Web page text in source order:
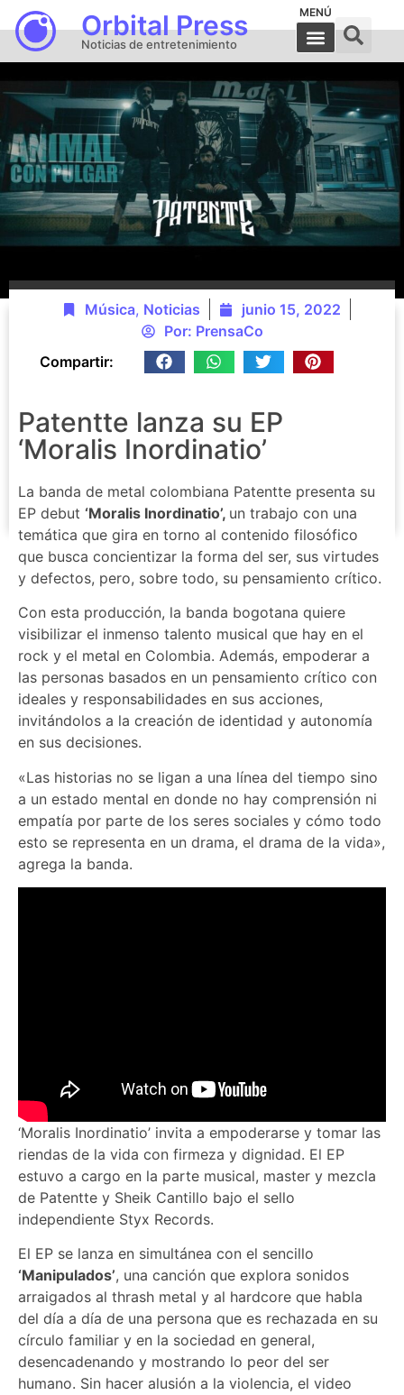
Orbital Press
Noticias de entretenimiento
MENÚ
Música, Noticias
junio 15, 2022
Por: PrensaCo
Compartir:
Patentte lanza su EP
‘Moralis Inordinatio’
La banda de metal colombiana Patentte presenta su
EP debut ‘Moralis Inordinatio’, un trabajo con una
temática que gira en torno al contenido filosófico
que busca concientizar la forma del ser, sus virtudes
y defectos, pero, sobre todo, su pensamiento crítico.
Con esta producción, la banda bogotana quiere
visibilizar el inmenso talento musical que hay en el
rock y el metal en Colombia. Además, empoderar a
las personas basados en un pensamiento crítico con
ideales y responsabilidades en sus acciones,
invitándolos a la creación de identidad y autonomía
en sus decisiones.
«Las historias no se ligan a una línea del tiempo sino
a un estado mental en donde no hay comprensión ni
empatía por parte de los seres sociales y cómo todo
esto se representa en un drama, el drama de la vida»,
agrega la banda.
‘Moralis Inordinatio’ invita a empoderarse y tomar las
riendas de la vida con firmeza y dignidad. El EP
estuvo a cargo en la parte musical, master y mezcla
de Patentte y Sheik Cantillo bajo el sello
independiente Styx Records.
El EP se lanza en simultánea con el sencillo
‘Manipulados’, una canción que explora sonidos
arraigados al thrash metal y al hardcore que habla
del día a día de una persona que es rechazada en su
círculo familiar y en la sociedad en general,
desencadenando y mostrando lo peor del ser
humano. Sin hacer alusión a la violencia, el video